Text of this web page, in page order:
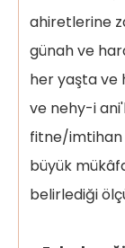
ahiretlerine
günah ve
her yaşta ve
ve nehy-i
fitne/imtihan
büyük
belirlediği